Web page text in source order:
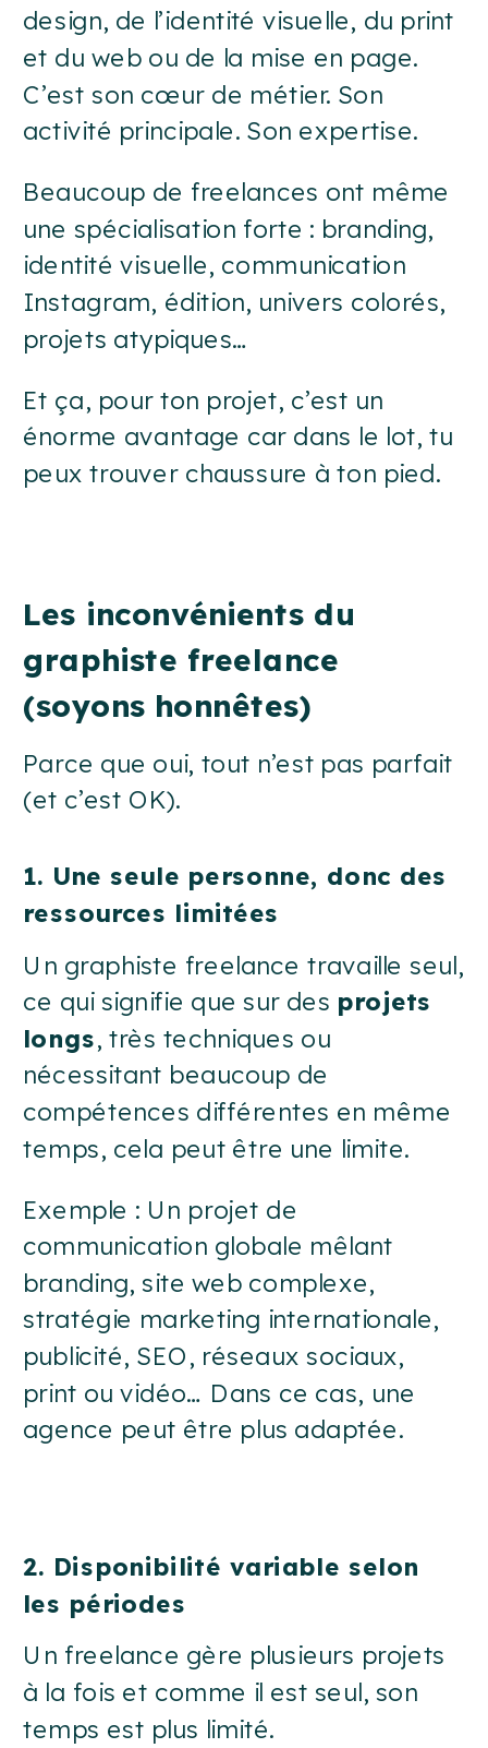
design, de l’identité visuelle, du print
et du web ou de la mise en page.
C’est son cœur de métier. Son
activité principale. Son expertise.
Beaucoup de freelances ont même
une spécialisation forte : branding,
identité visuelle, communication
Instagram, édition, univers colorés,
projets atypiques…
Et ça, pour ton projet, c’est un
énorme avantage car dans le lot, tu
peux trouver chaussure à ton pied.
Les inconvénients du
graphiste freelance
(soyons honnêtes)
Parce que oui, tout n’est pas parfait
(et c’est OK).
1. Une seule personne, donc des
ressources limitées
Un graphiste freelance travaille seul,
ce qui signifie que sur des projets
longs, très techniques ou
nécessitant beaucoup de
compétences différentes en même
temps, cela peut être une limite.
Exemple : Un projet de
communication globale mêlant
branding, site web complexe,
stratégie marketing internationale,
publicité, SEO, réseaux sociaux,
print ou vidéo… Dans ce cas, une
agence peut être plus adaptée.
2. Disponibilité variable selon
les périodes
Un freelance gère plusieurs projets
à la fois et comme il est seul, son
temps est plus limité.